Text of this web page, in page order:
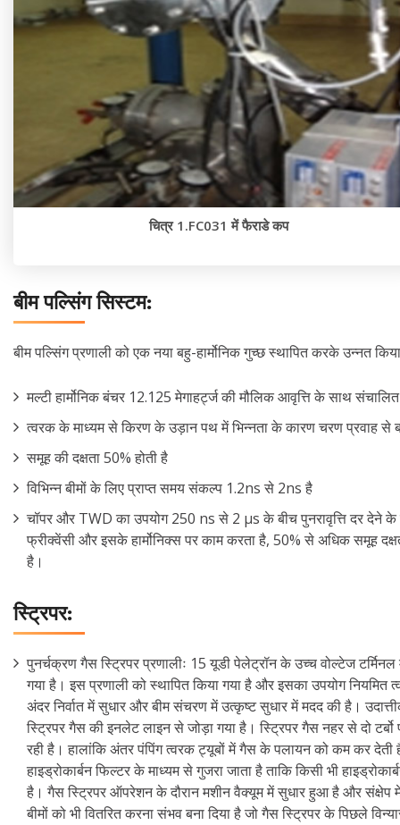
चित्र 1.FC031 में फैराडे कप
बीम पल्सिंग सिस्टम:
बीम पल्सिंग प्रणाली को एक नया बहु-हार्मोनिक गुच्छ स्थापित करके उन्नत
मल्टी हार्मोनिक बंचर 12.125 मेगाहर्ट्ज की मौलिक आवृत्ति के साथ
त्वरक के माध्यम से किरण के उड़ान पथ में भिन्नता के कारण चरण प्रवाह से
समूह की दक्षता 50% होती है
विभिन्न बीमों के लिए प्राप्त समय संकल्प 1.2ns से 2ns है
चॉपर और TWD का उपयोग 250 ns से 2 μs के बीच पुनरावृत्ति दर देने के
फ्रीक्वेंसी और इसके हार्मोनिक्स पर काम करता है, 50% से अधिक समूह
है।
स्ट्रिपर:
पुनर्चक्रण गैस स्ट्रिपर प्रणालीः 15 यूडी पेलेट्रॉन के उच्च वोल्टेज
गया है। इस प्रणाली को स्थापित किया गया है और इसका उपयोग
अंदर निर्वात में सुधार और बीम संचरण में उत्कृष्ट सुधार में मदद की है।
स्ट्रिपर गैस की इनलेट लाइन से जोड़ा गया है। स्ट्रिपर गैस नहर से दो
रही है। हालांकि अंतर पंपिंग त्वरक ट्यूबों में गैस के पलायन को कम कर
हाइड्रोकार्बन फिल्टर के माध्यम से गुजरा जाता है ताकि किसी भी
है। गैस स्ट्रिपर ऑपरेशन के दौरान मशीन वैक्यूम में सुधार हुआ है और संक्षेप
बीमों को भी वितरित करना संभव बना दिया है जो गैस स्ट्रिपर के पिछले